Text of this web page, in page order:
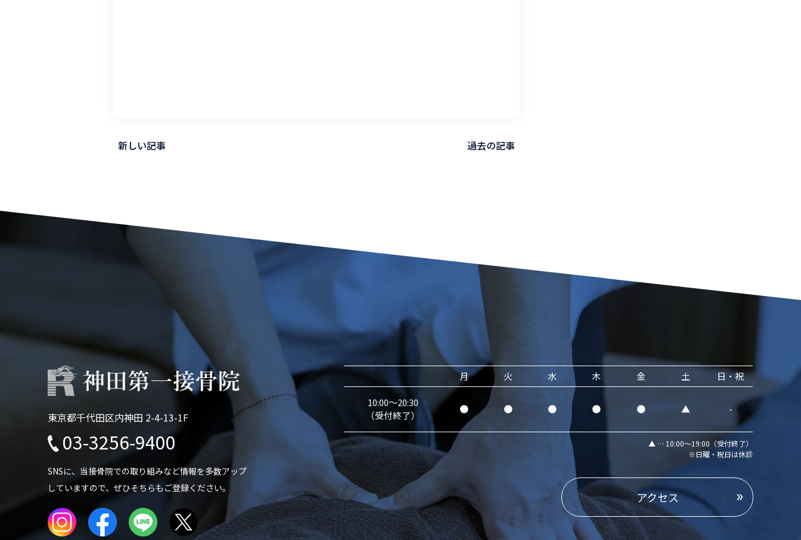
新しい記事 過去の記事
東京都千代田区内神田 2-4-13-1F
03-3256-9400
SNSに、当接骨院での取り組みなど情報を多数アップ
していますので、 ぜひそちらもご登録ください。
月 火 水 木 金 土 日・祝
10:00～20:30
（受付終了）
● ● ● ● ● ▲ -
▲ … 10:00～19:00（受付終了）
※日曜・祝日は休診
アクセス